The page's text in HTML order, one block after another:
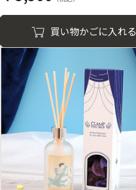
買い物かごに入れる